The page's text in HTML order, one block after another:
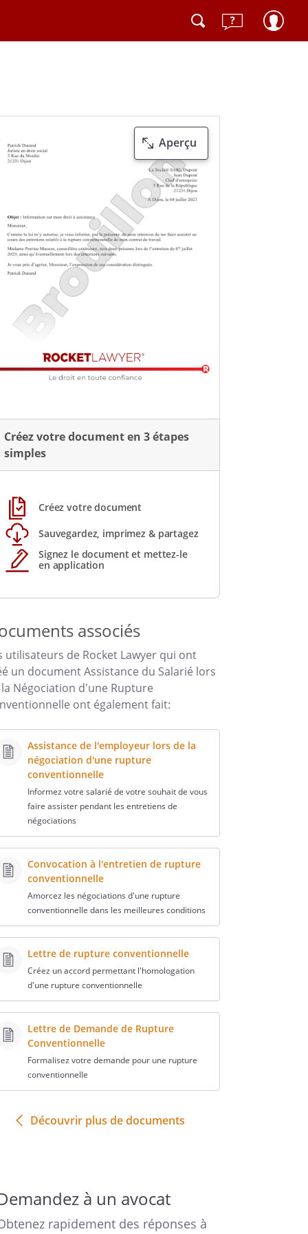
Aperçu
Créez votre document en 3 étapes
simples
Créez votre document
Sauvegardez, imprimez & partagez
Signez le document et mettez-le
en application
associés
utilisateurs de Rocket Lawyer qui ont
un document Assistance du Salarié lors
Négociation d'une Rupture
ont également fait:
Assistance de l'employeur lors de la
négociation d'une rupture
conventionnelle
Informez votre salarié de votre souhait de vous
faire assister pendant les entretiens de
négociations
Convocation à l'entretien de rupture
conventionnelle
Amorcez les négociations d'une rupture
conventionnelle dans les meilleures conditions
Lettre de rupture conventionnelle
Créez un accord permettant l'homologation
d'une rupture conventionnelle
Lettre de Demande de Rupture
Conventionnelle
Formalisez votre demande pour une rupture
conventionnelle
Découvrir plus de documents
à un avocat
rapidement des réponses à